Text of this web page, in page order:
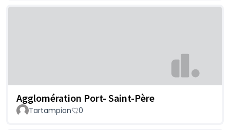
Agglomération Port- Saint-Père
Tartampion 0